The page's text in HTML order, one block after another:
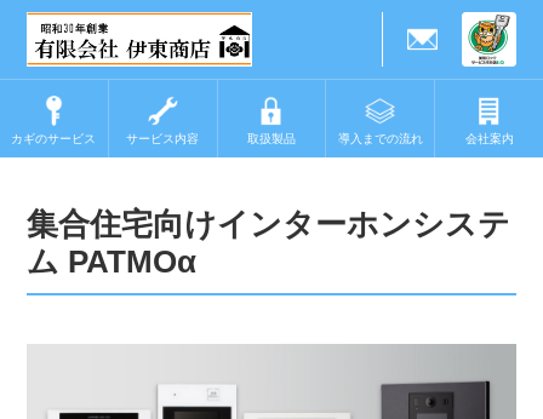
カギのサービス サービス内容 取扱製品 導入までの流れ 会社案内
集合住宅向けインターホンシステ
ム PATMOα